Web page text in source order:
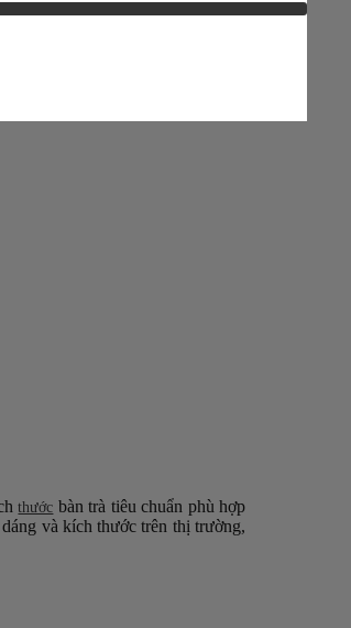
thước bàn trà tiêu chuẩn phù hợp
và kích thước trên thị trường,